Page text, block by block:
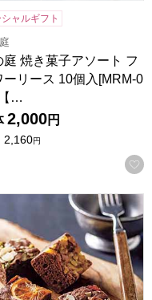
りに登録する
ャルギフト
庭 焼き菓子アソート フ
ーリース 10個入[MRM-0
…
2,000円
2,160円
ース 7個入[MRM-01A]
フルーツ ナッツとドラ